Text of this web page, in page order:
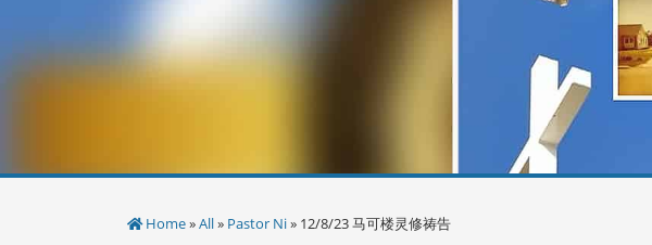
Home»All» Pastor Ni» 12/8/23 马可楼灵修祷告